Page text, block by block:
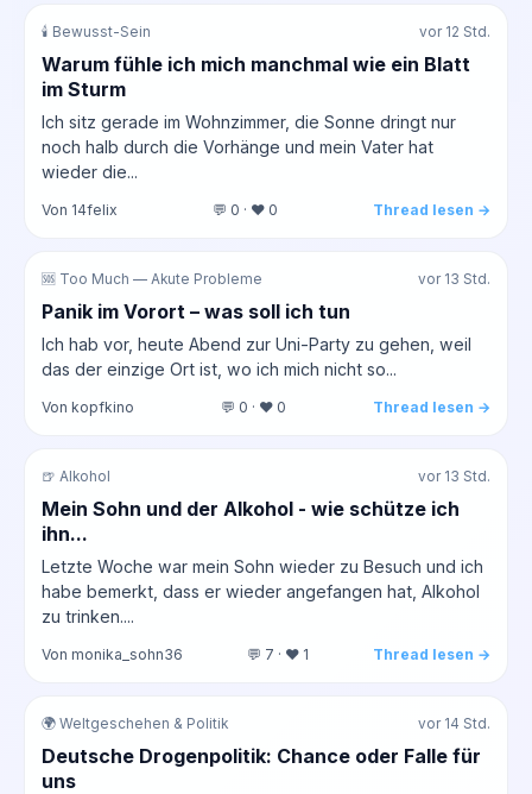
🕯️ Bewusst-Sein vor 12 Std.
Warum fühle ich mich manchmal wie ein Blatt
im Sturm
Ich sitz gerade im Wohnzimmer, die Sonne dringt nur
noch halb durch die Vorhänge und mein Vater hat
wieder die...
Von 14felix 💬 0 · ❤️ 0 Thread lesen →
🆘 Too Much — Akute Probleme vor 13 Std.
Panik im Vorort – was soll ich tun
Ich hab vor, heute Abend zur Uni-Party zu gehen, weil
das der einzige Ort ist, wo ich mich nicht so...
Von kopfkino 💬 0 · ❤️ 0 Thread lesen →
🍺 Alkohol vor 13 Std.
Mein Sohn und der Alkohol - wie schütze ich
ihn...
Letzte Woche war mein Sohn wieder zu Besuch und ich
habe bemerkt, dass er wieder angefangen hat, Alkohol
zu trinken....
Von monika_sohn36 💬 7 · ❤️ 1 Thread lesen →
🌍 Weltgeschehen & Politik vor 14 Std.
Deutsche Drogenpolitik: Chance oder Falle für
uns